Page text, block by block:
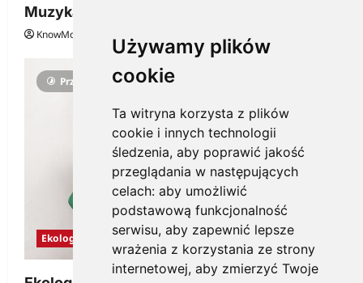
Używamy plików
cookie
Ta witryna korzysta z plików
cookie i innych technologii
śledzenia, aby poprawić jakość
przeglądania w następujących
celach: aby umożliwić
podstawową funkcjonalność
serwisu, aby zapewnić lepsze
wrażenia z korzystania ze strony
internetowej, aby zmierzyć Twoje
Muzyka
KnowMore.pl
Przeczytano 3 minut
Ekologia